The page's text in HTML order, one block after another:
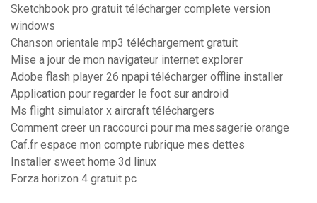
Sketchbook pro gratuit télécharger complete version
windows
Chanson orientale mp3 téléchargement gratuit
Mise a jour de mon navigateur internet explorer
Adobe flash player 26 npapi télécharger offline installer
Application pour regarder le foot sur android
Ms flight simulator x aircraft téléchargers
Comment creer un raccourci pour ma messagerie orange
Caf.fr espace mon compte rubrique mes dettes
Installer sweet home 3d linux
Forza horizon 4 gratuit pc